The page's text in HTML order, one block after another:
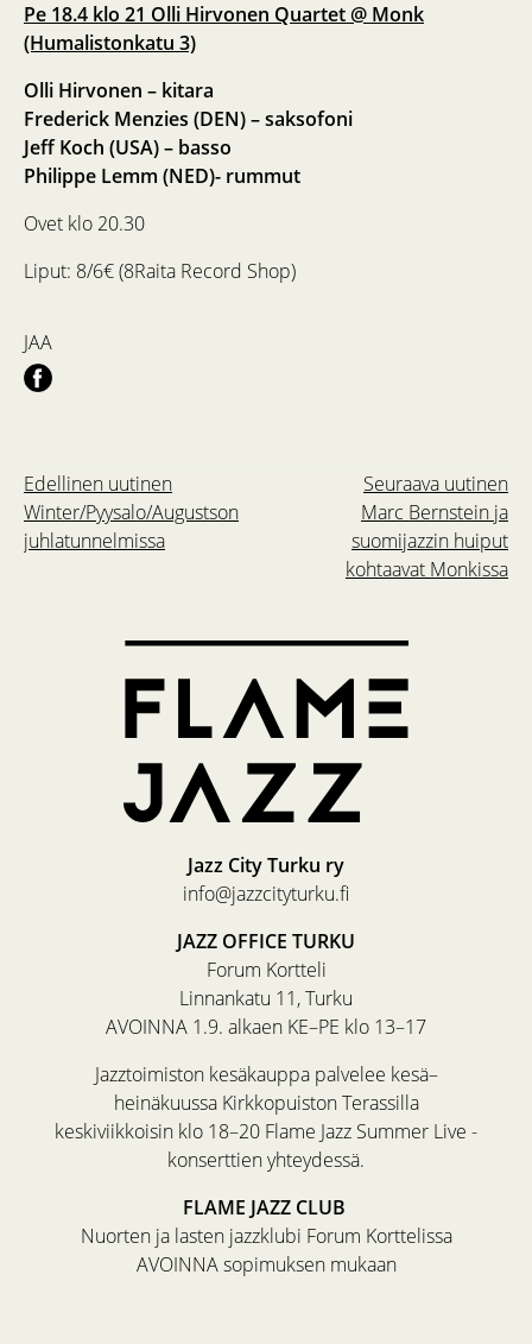
Pe 18.4 klo 21 Olli Hirvonen Quartet @ Monk
(Humalistonkatu 3)
Olli Hirvonen – kitara
Frederick Menzies (DEN) – saksofoni
Jeff Koch (USA) – basso
Philippe Lemm (NED)- rummut
Ovet klo 20.30
Liput: 8/6€ (8Raita Record Shop)
JAA
Seuraava uutinen
Marc Bernstein ja
suomijazzin huiput
kohtaavat Monkissa
Edellinen uutinen
Winter/Pyysalo/Augustson
juhlatunnelmissa
Jazz City Turku ry
info@jazzcityturku.fi
JAZZ OFFICE TURKU
Forum Kortteli
Linnankatu 11, Turku
AVOINNA 1.9. alkaen KE–PE klo 13–17
Jazztoimiston kesäkauppa palvelee kesä–
heinäkuussa Kirkkopuiston Terassilla
keskiviikkoisin klo 18–20 Flame Jazz Summer Live -
konserttien yhteydessä.
FLAME JAZZ CLUB
Nuorten ja lasten jazzklubi Forum Korttelissa
AVOINNA sopimuksen mukaan